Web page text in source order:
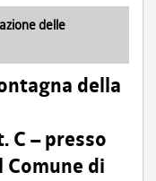
delle
della
C – presso
Comune di